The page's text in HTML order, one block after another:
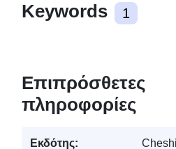
Keywords 1
Επιπρόσθετες
πληροφορίες
Εκδότης: